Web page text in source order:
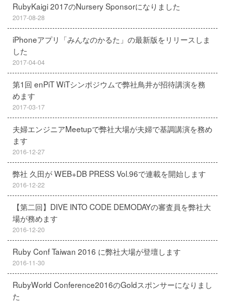
RubyKaigi 2017のNursery Sponsorになりました
2017-08-28
iPhoneアプリ「みんなのかるた」の最新版をリリースしま
した
2017-04-04
第1回 enPiT WiTシンポジウムで弊社鳥井が招待講演を務
めます
2017-03-17
夫婦エンジニアMeetupで弊社大場が夫婦で基調講演を務め
ます
2016-12-27
弊社 久田が WEB+DB PRESS Vol.96で連載を開始します
2016-12-22
【第二回】DIVE INTO CODE DEMODAYの審査員を弊社大
場が務めます
2016-12-20
Ruby Conf Taiwan 2016 に弊社大場が登壇します
2016-11-30
RubyWorld Conference2016のGoldスポンサーになりまし
た